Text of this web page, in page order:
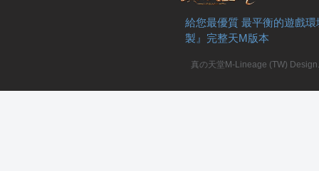
給您最優質 最平衡的遊戲
製』完整天M版本
真の天堂M-Lineage (TW)